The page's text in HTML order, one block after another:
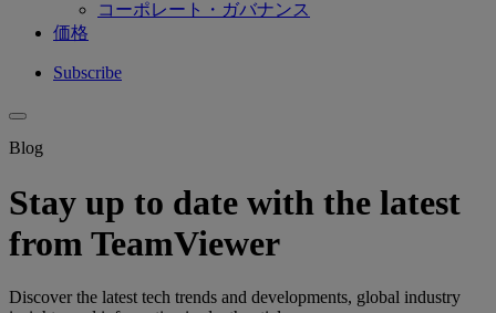
コーポレート・ガバナンス
価格
Subscribe
Blog
Stay up to date with the latest
from TeamViewer
Discover the latest tech trends and developments, global industry